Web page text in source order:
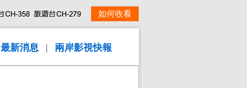
如何收看
最新消息 | 兩岸影視快報